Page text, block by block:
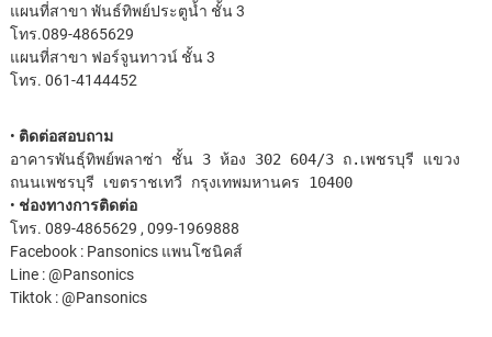
แผนที่สาขา พันธ์ทิพย์ประตูน้ำ ชั้น 3
โทร.089-4865629
แผนที่สาขา ฟอร์จูนทาวน์ชั้น 3
โทร. 061-4144452
• ติดต่อสอบถาม
อาคารพันธุ์ทิพย์พลาซ่า ชั้น 3 ห้อง 302 604/3 ถ.เพชรบุรี แขวง
ถนนเพชรบุรี เขตราชเทวี กรุงเทพมหานคร 10400
• ช่องทางการติดต่อ
โทร. 089-4865629 , 099-1969888
Facebook : Pansonics แพนโซนิคส์
Line : @Pansonics
Tiktok : @Pansonics